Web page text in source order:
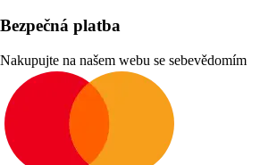
Bezpečná platba
Nakupujte na našem webu se sebevědomím